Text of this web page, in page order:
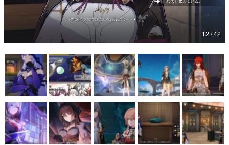
女性向け
アプリレビュー
その他
電ファミニコゲーマーとは？
運営：株式会社マレ
12 / 42